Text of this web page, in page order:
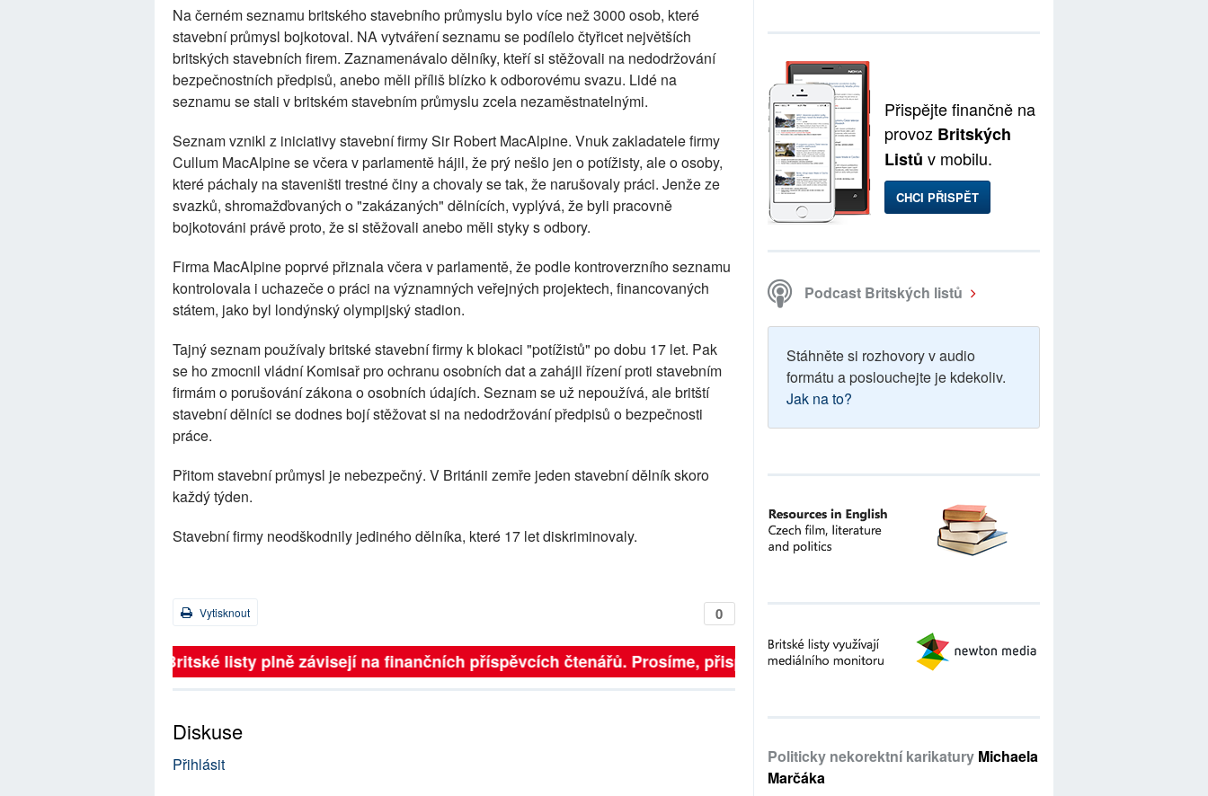
Na černém seznamu britského stavebního průmyslu bylo více než 3000 osob, které
stavební průmysl bojkotoval. NA vytváření seznamu se podílelo čtyřicet největších
britských stavebních firem. Zaznamenávalo dělníky, kteří si stěžovali na nedodržování
bezpečnostních předpisů, anebo měli příliš blízko k odborovému svazu. Lidé na
seznamu se stali v britském stavebním průmyslu zcela nezaměstnatelnými.
Seznam vznikl z iniciativy stavební firmy Sir Robert MacAlpine. Vnuk zakladatele firmy
Cullum MacAlpine se včera v parlamentě hájil, že prý nešlo jen o potížisty, ale o osoby,
které páchaly na staveništi trestné činy a chovaly se tak, že narušovaly práci. Jenže ze
svazků, shromažďovaných o "zakázaných" dělnících, vyplývá, že byli pracovně
bojkotováni právě proto, že si stěžovali anebo měli styky s odbory.
Firma MacAlpine poprvé přiznala včera v parlamentě, že podle kontroverzního seznamu
kontrolovala i uchazeče o práci na významných veřejných projektech, financovaných
státem, jako byl londýnský olympijský stadion.
Tajný seznam používaly britské stavební firmy k blokaci "potížistů" po dobu 17 let. Pak
se ho zmocnil vládní Komisař pro ochranu osobních dat a zahájil řízení proti stavebním
firmám o porušování zákona o osobních údajích. Seznam se už nepoužívá, ale britští
stavební dělníci se dodnes bojí stěžovat si na nedodržování předpisů o bezpečnosti
práce.
Přitom stavební průmysl je nebezpečný. V Británii zemře jeden stavební dělník skoro
každý týden.
Stavební firmy neodškodnily jediného dělníka, které 17 let diskriminovaly.
0
Vytisknout
Britské listy plně závisejí na finančních příspěvcích čtenářů. Prosíme, přispějte. ➥
Diskuse
Přihlásit
Přispějte finančně na
provoz Britských
Listů v mobilu.
CHCI PŘISPĚT
Podcast Britských listů
Stáhněte si rozhovory v audio
formátu a poslouchejte je kdekoliv.
Jak na to?
Politicky nekorektní karikatury Michaela
Marčáka